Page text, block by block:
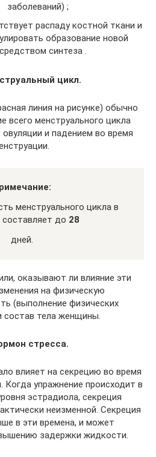
заболеваний) ;
распаду костной ткани и
образование новой
синтеза .
цикл.
линия на рисунке) обычно
всего менструального цикла
и падением во время
менструального цикла в
до 28
дней.
оказывают ли влияние эти
на физическую
(выполнение физических
состав тела женщины.
стресса.
влияет на секрецию во время
Когда упражнение происходит в
эстрадиола, секреция
неизменной. Секреция
в эти времена, и может
задержки жидкости.